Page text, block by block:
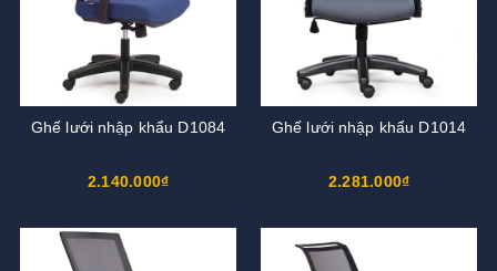
Ghế lưới nhập khẩu D1084
2.140.000₫
Ghế lưới nhập khẩu D1014
2.281.000₫